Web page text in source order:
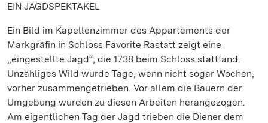
EIN JAGDSPEKTAKEL
Ein Bild im Kapellenzimmer des Appartements der
Markgräfin in Schloss Favorite Rastatt zeigt eine
„eingestellte Jagd“, die 1738 beim Schloss stattfand.
Unzähliges Wild wurde Tage, wenn nicht sogar Wochen,
vorher zusammengetrieben. Vor allem die Bauern der
Umgebung wurden zu diesen Arbeiten herangezogen.
Am eigentlichen Tag der Jagd trieben die Diener dem